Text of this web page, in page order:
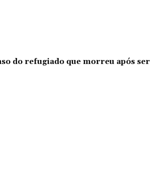
do refugiado que morreu após ser